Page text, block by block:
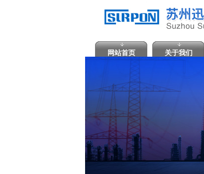
网站首页 关于我们